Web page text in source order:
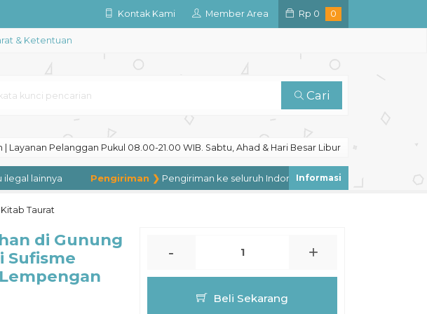
Kontak Kami Member Area Rp 0 0
& Ketentuan
Cari
| Layanan Pelanggan Pukul 08.00-21.00 WIB. Sabtu, Ahad & Hari Besar Libur
lainnya Pengiriman ❯Pengiriman ke seluruh Indonesia, pengiriman ke luar negeri
Taurat
di Gunung
Sufisme
- +
Beli Sekarang